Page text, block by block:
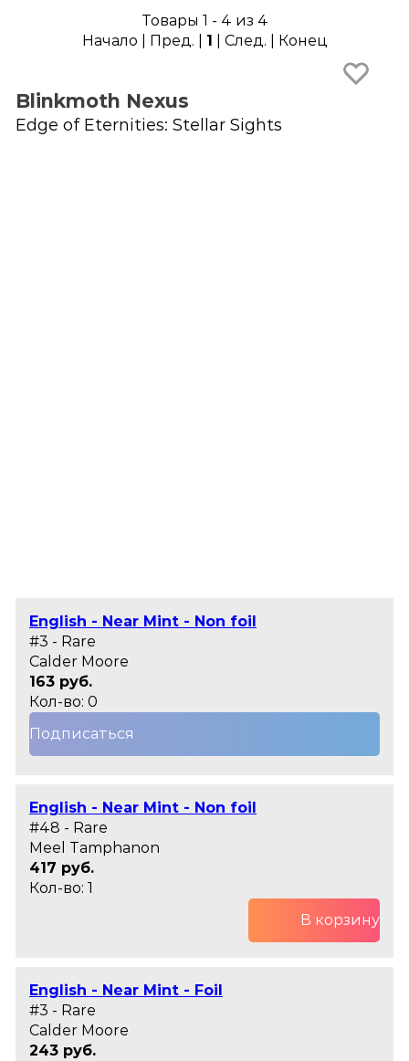
Товары 1 - 4 из 4
Начало | Пред. | 1 | След. | Конец
Blinkmoth Nexus
Edge of Eternities: Stellar Sights
English - Near Mint - Non foil
#3 - Rare
Calder Moore
163 руб.
Кол-во: 0
Подписаться
English - Near Mint - Non foil
#48 - Rare
Meel Tamphanon
417 руб.
Кол-во: 1
В корзину
English - Near Mint - Foil
#3 - Rare
Calder Moore
243 руб.